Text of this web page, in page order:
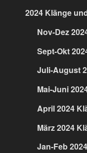
2024 Klänge
Nov-Dez
Sept-Okt
Juli-August
Mai-Juni
April 2024
März 2024
Jan-Feb